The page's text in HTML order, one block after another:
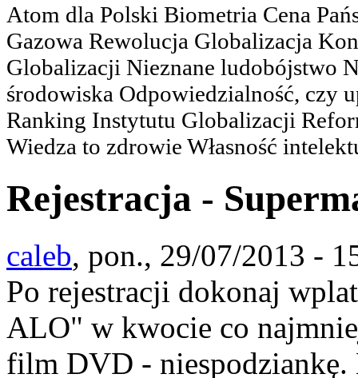
Atom dla Polski Biometria Cena
Gazowa Rewolucja Globalizacja
Globalizacji Nieznane ludobójstwo
środowiska Odpowiedzialność, czy
Ranking Instytutu Globalizacji
Wiedza to zdrowie Własność
Rejestracja -
caleb, pon., 29/07/2013 -
Po rejestracji dokonaj
ALO" w kwocie co
film DVD -